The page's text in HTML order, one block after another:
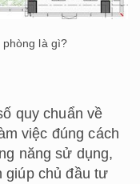
phòng là gì?
quy chuẩn về
việc đúng cách
năng sử dụng,
giúp chủ đầu tư